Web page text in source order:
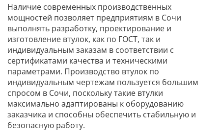
Наличие современных производственных
мощностей позволяет предприятиям в Сочи
выполнять разработку, проектирование и
изготовление втулок, как по ГОСТ, так и
индивидуальным заказам в соответствии с
сертификатами качества и техническими
параметрами. Производство втулок по
индивидуальным чертежам пользуется большим
спросом в Сочи, поскольку такие втулки
максимально адаптированы к оборудованию
заказчика и способны обеспечить стабильную и
безопасную работу.